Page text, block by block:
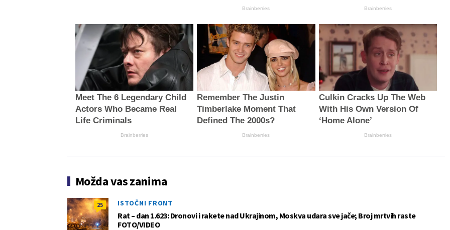
Brainberries Brainberries
Meet The 6 Legendary Child
Actors Who Became Real
Life Criminals
Brainberries
Remember The Justin
Timberlake Moment That
Defined The 2000s?
Brainberries
Culkin Cracks Up The Web
With His Own Version Of
‘Home Alone’
Brainberries
Možda vas zanima
25 ISTOČNI FRONT
Rat – dan 1.623: Dronovi i rakete nad Ukrajinom, Moskva udara sve jače; Broj mrtvih raste
FOTO/VIDEO